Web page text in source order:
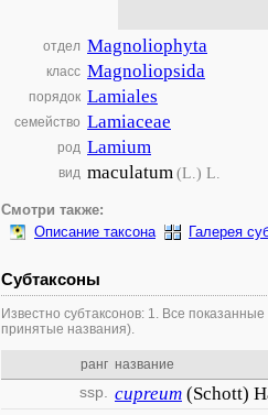
отдел Magnoliophyta
класс Magnoliopsida
порядок Lamiales
семейство Lamiaceae
род Lamium
вид maculatum(L.) L.
Смотри также:
Описание таксона
Галерея
Субтаксоны
Известно субтаксонов: 1. Все
принятые названия).
ранг название
ssp. cupreum (Schott)